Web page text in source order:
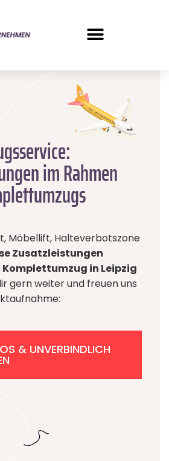
im Rahmen
Möbellift, Halteverbotszone
Zusatzleistungen
in Leipzig
gern weiter und freuen uns
& UNVERBINDLICH